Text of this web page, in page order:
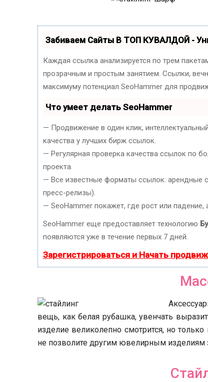
Забиваем Сайты В ТОП КУВАЛДОЙ -
Каждая ссылка анализируется по трем
прозрачным и простым занятием. Ссылки,
максимуму потенциал SeoHammer для
Что умеет делать SeoHammer
— Продвижение в один клик,
качества у лучших бирж ссылок.
— Регулярная проверка качества ссылок по
проекта.
— Все известные форматы ссылок: арендные
пресс-релизы).
— SeoHammer покажет, где рост или
SeoHammer еще предоставляет технологию
появляются уже в течение первых 7 дней.
Зарегистрироваться и Начать
вещь, как белая рубашка, увенчать
изделие великолепно смотрится, но
не позволите другим ювелирным изделиям